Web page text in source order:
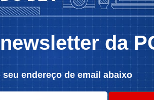
da
seu endereço de email abaixo